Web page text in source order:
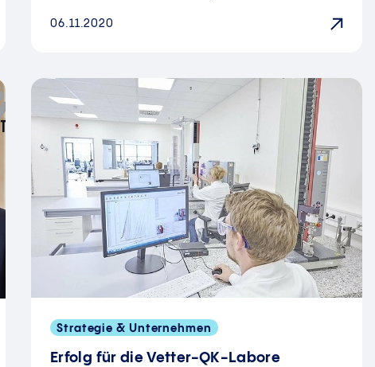
06.11.2020
Strategie & Unternehmen
Erfolg für die Vetter-QK-Labore